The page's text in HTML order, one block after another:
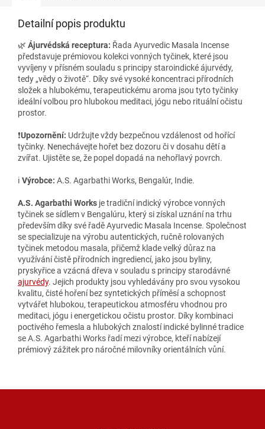
Detailní popis produktu
🌿 Ájurvédská receptura: Řada Ayurvedic Masala Incense
představuje prémiovou kolekci vonných tyčinek, které jsou
vyvíjeny v přísném souladu s principy staroindické ájurvédy,
tedy „vědy o životě“. Díky své vysoké koncentraci přírodních
složek a hlubokému, terapeutickému aroma jsou tyto tyčinky
ideální volbou pro hlubokou meditaci, jógu nebo rituální očistu
prostor.
❗️Upozornění: Udržujte vždy bezpečnou vzdálenost od hořící
tyčinky. Nenechávejte hořet bez dozoru či v dosahu dětí a
zvířat. Ujistěte se, že popel dopadá na nehořlavý povrch.
ℹ️ Výrobce: A.S. Agarbathi Works, Bengalúr, Indie.
A.S. Agarbathi Works je tradiční indický výrobce vonných
tyčinek se sídlem v Bengalúru, který si získal uznání na trhu
především díky své řadě Ayurvedic Masala Incense. Společnost
se specializuje na výrobu autentických, ručně rolovaných
tyčinek metodou masala, přičemž klade velký důraz na
využívání čistě přírodních ingrediencí, jako jsou byliny,
pryskyřice a vzácná dřeva v souladu s principy starodávné
ajurvédy. Jejich produkty jsou vyhledávány pro svou vysokou
kvalitu, čisté hoření bez syntetických příměsí a schopnost
vytvářet hlubokou, terapeutickou atmosféru vhodnou pro
meditaci, jógu i energetickou očistu prostor. Díky kombinaci
poctivého řemesla a hlubokých znalostí indické bylinné tradice
se A.S. Agarbathi Works řadí mezi výrobce, kteří nabízejí
prémiový zážitek pro náročné milovníky orientálních vůní.